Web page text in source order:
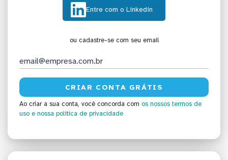
Entre com o Linkedin
ou cadastre-se com seu email
Ao criar a sua conta, você concorda com os nossos termos de
uso e nossa política de privacidade